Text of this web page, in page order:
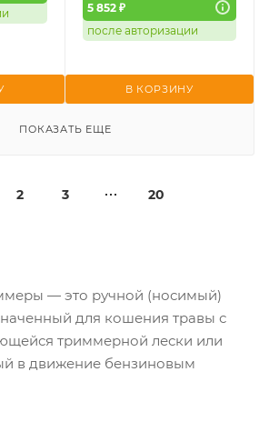
5 852 ₽
после авторизации
В КОРЗИНУ
ПОКАЗАТЬ ЕЩЕ
2 3 20
— это ручной (носимый)
для кошения травы с
триммерной лески или
в движение бензиновым